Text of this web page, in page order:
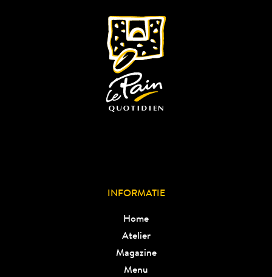
INFORMATIE
Home
Atelier
Magazine
Menu